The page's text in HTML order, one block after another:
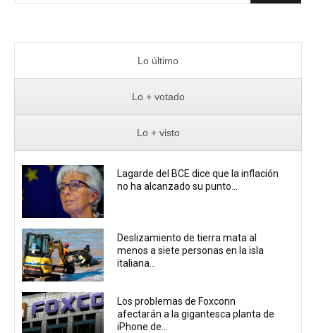
Lo último
Lo + votado
Lo + visto
Lagarde del BCE dice que la inflación
no ha alcanzado su punto...
Deslizamiento de tierra mata al
menos a siete personas en la isla
italiana...
Los problemas de Foxconn
afectarán a la gigantesca planta de
iPhone de...